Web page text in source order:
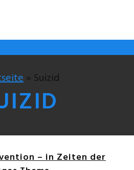
» Suizid
– in Zeiten der